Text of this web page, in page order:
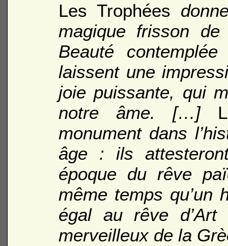
Les Trophées
magique frisson
Beauté
laissent une
joie puissante, qui
notre âme. […]
monument dans
âge : ils
époque du rêve
même temps qu’un
égal au rêve d’Art
merveilleux de la